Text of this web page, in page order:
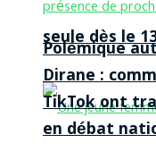
seule dès le
Polémique
Dirane :
TikTok ont
en débat